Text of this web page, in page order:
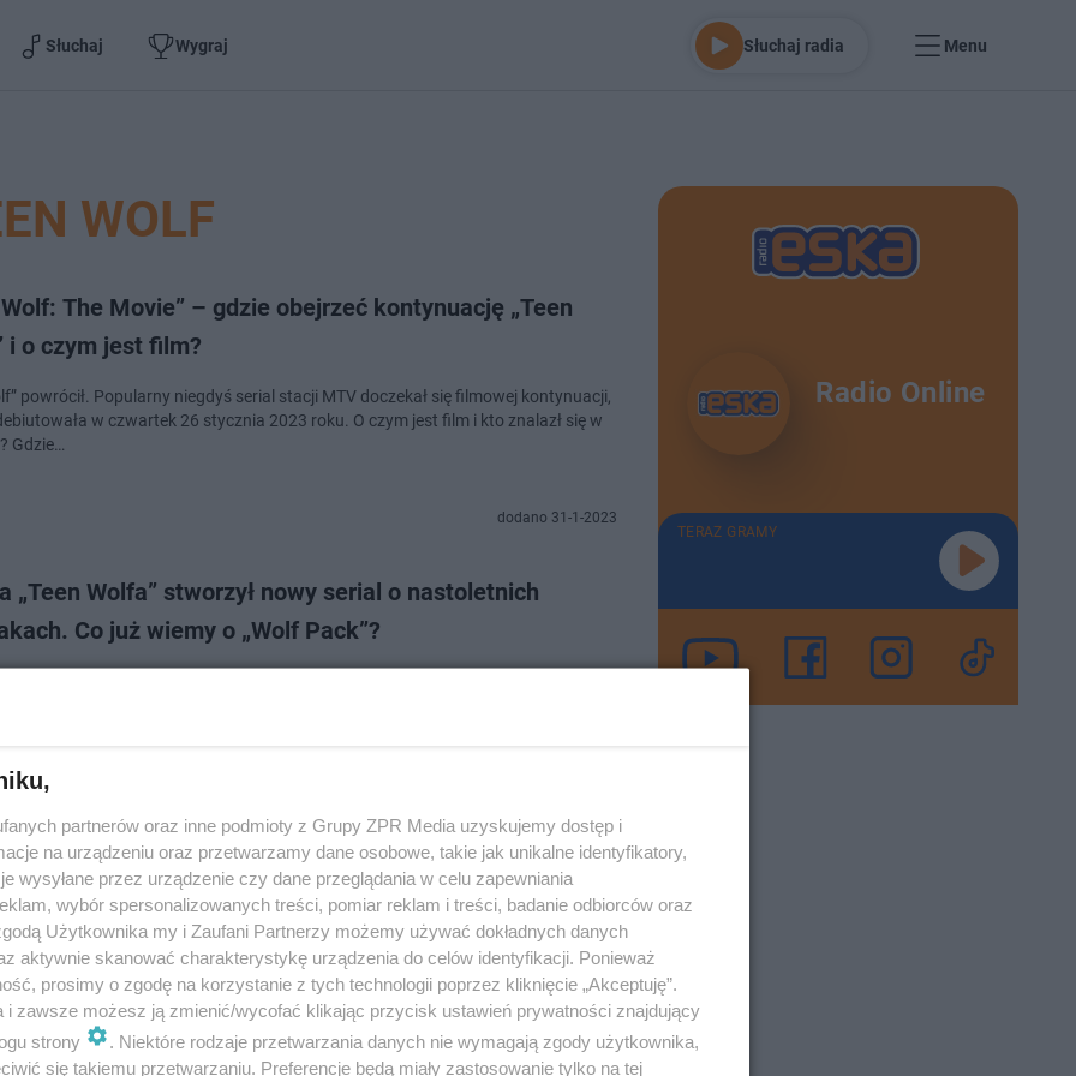
Słuchaj Wygraj Słuchaj radia Menu
WOLF
Wolf: The Movie” – gdzie obejrzeć kontynuację „Teen
i o czym jest film?
powrócił. Popularny niegdyś serial stacji MTV doczekał się filmowej kontynuacji,
w czwartek 26 stycznia 2023 roku. O czym jest film i kto znalazł się w
Gdzie…
dodano 31-1-2023
„Teen Wolfa” stworzył nowy serial o nastoletnich
Co już wiemy o „Wolf Pack”?
powraca: zobaczcie nowe zdjęcia z kontynuacji
Kiedy premiera?
The Movie" to filmowa kontynuacja popularnego serialu młodzieżowego MTV,
w latach 2011-2017. W sieci ukazały się nowe zdjęcia promocyjne, które
powrót nie tylko Al…
Radio Online
TERAZ GRAMY
partnerów oraz inne podmioty z Grupy ZPR Media uzyskujemy dostęp i
na urządzeniu oraz przetwarzamy dane osobowe, takie jak unikalne identyfikatory,
wysyłane przez urządzenie czy dane przeglądania w celu zapewniania
wybór spersonalizowanych treści, pomiar reklam i treści, badanie odbiorców oraz
Użytkownika my i Zaufani Partnerzy możemy używać dokładnych danych
aktywnie skanować charakterystykę urządzenia do celów identyfikacji. Ponieważ
prosimy o zgodę na korzystanie z tych technologii poprzez kliknięcie „Akceptuję”.
i zawsze możesz ją zmienić/wycofać klikając przycisk ustawień prywatności znajdujący
strony
. Niektóre rodzaje przetwarzania danych nie wymagają zgody użytkownika,
się takiemu przetwarzaniu. Preferencje będą miały zastosowanie tylko na tej